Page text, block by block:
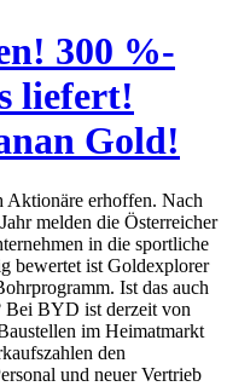
300 %-
liefert!
Gold!
Aktionäre erhoffen. Nach
melden die Österreicher
in die sportliche
bewertet ist Goldexplorer
Ist das auch
Bei BYD ist derzeit von
im Heimatmarkt
den
und neuer Vertrieb